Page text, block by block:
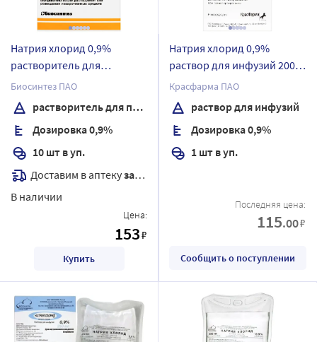
Натрия хлорид 0,9%
растворитель для
приготовления
лекарственных форм для
инъекций 5 мл ампулы 10
шт.
Биосинтез ПАО
растворитель для приготовления лекарственных форм для инъекций
Дозировка 0,9%
10 шт в уп.
Доставим в аптекузавтра
В наличии
Цена:
153₽
Купить
Натрия хлорид 0,9%
раствор для инфузий 200
мл контейнер 1 шт.
Красфарма ПАО
раствор для инфузий
Дозировка 0,9%
1 шт в уп.
Последняя цена:
115.00₽
Сообщить о поступлении